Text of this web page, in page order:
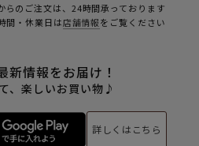
らのご注文は、24時間承っております
間・休業日は店舗情報をご覧ください
新情報をお届け！
、楽しいお買い物♪
詳しくはこちら